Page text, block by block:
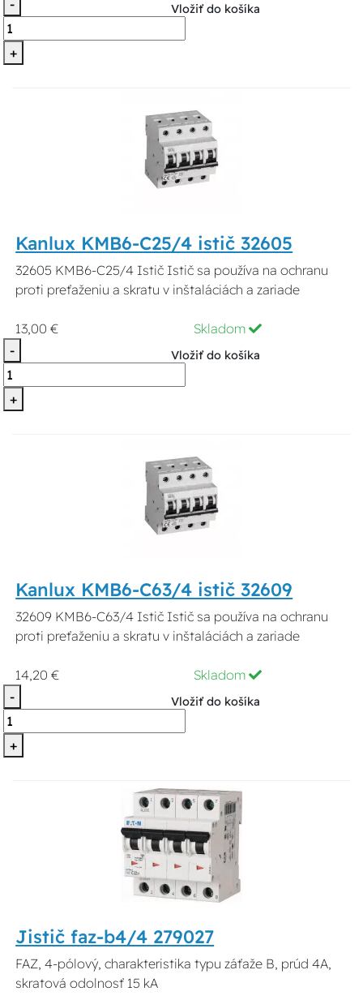
-
+
Vložiť do košíka
Kanlux KMB6-C25/4 istič 32605
32605 KMB6-C25/4 Istič Istič sa používa na ochranu
proti preťaženiu a skratu v inštaláciách a zariade
13,00 €
Skladom
-
+
Vložiť do košíka
Kanlux KMB6-C63/4 istič 32609
32609 KMB6-C63/4 Istič Istič sa používa na ochranu
proti preťaženiu a skratu v inštaláciách a zariade
14,20 €
Skladom
-
+
Vložiť do košíka
Jistič faz-b4/4 279027
FAZ, 4-pólový, charakteristika typu záťaže B, prúd 4A,
skratová odolnosť 15 kA